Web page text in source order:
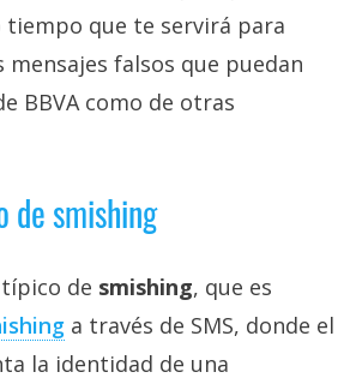
tiempo que te servirá para
falsos que puedan
BBVA como de otras
de smishing
típico de smishing, que es
a través de SMS, donde el
la identidad de una